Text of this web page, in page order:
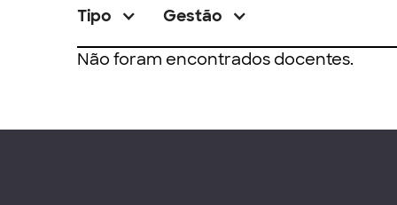
Tipo Gestão
Não foram encontrados docentes.